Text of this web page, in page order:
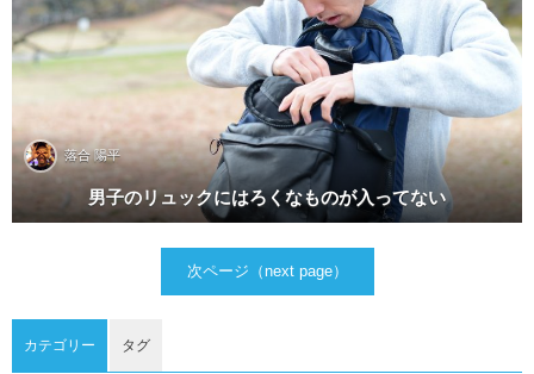
落合 陽平
男子のリュックにはろくなものが入ってない
次ページ（next page）
カテゴリー タグ